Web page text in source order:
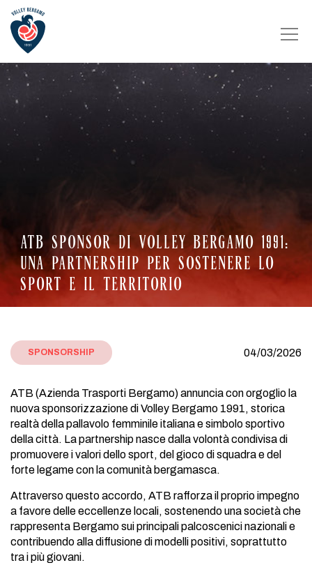
ATB SPONSOR DI VOLLEY BERGAMO 1991:
UNA PARTNERSHIP PER SOSTENERE LO
SPORT E IL TERRITORIO
SPONSORSHIP 04/03/2026
ATB (Azienda Trasporti Bergamo) annuncia con orgoglio la
nuova sponsorizzazione di Volley Bergamo 1991, storica
realtà della pallavolo femminile italiana e simbolo sportivo
della città. La partnership nasce dalla volontà condivisa di
promuovere i valori dello sport, del gioco di squadra e del
forte legame con la comunità bergamasca.
Attraverso questo accordo, ATB rafforza il proprio impegno
a favore delle eccellenze locali, sostenendo una società che
rappresenta Bergamo sui principali palcoscenici nazionali e
contribuendo alla diffusione di modelli positivi, soprattutto
tra i più giovani.